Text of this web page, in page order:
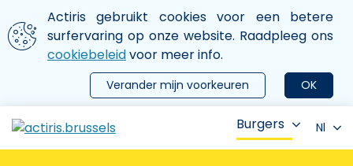
Aller au contenu principal
We gebruiken cookies
Actiris gebruikt cookies voor een betere
surfervaring op onze website. Raadpleeg ons
cookiebeleidvoor meer info.
OK
Verander mijn voorkeuren
le menu
Burgers Nl